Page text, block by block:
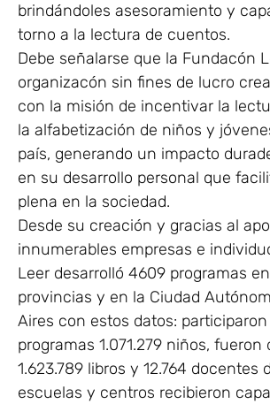
brindándoles asesoramiento y
torno a la lectura de cuentos.
Debe señalarse que la Fundacón
organizacón sin fines de lucro
con la misión de incentivar la
la alfabetización de niños y
país, generando un impacto
en su desarrollo personal que
plena en la sociedad.
Desde su creación y gracias al
innumerables empresas e
Leer desarrolló 4609 programas
provincias y en la Ciudad
Aires con estos datos: participaron
programas 1.071.279 niños, fueron
1.623.789 libros y 12.764 docentes
escuelas y centros recibieron